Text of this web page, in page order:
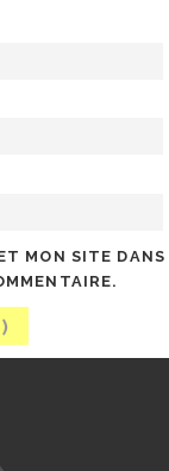
MON SITE DANS